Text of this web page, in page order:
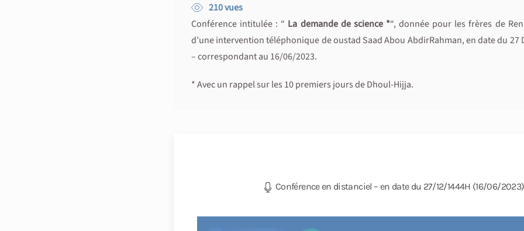
210 vues
Conférence intitulée : “ La demande de science *“, donnée pour les frères de
d’une intervention téléphonique de oustad Saad Abou AbdirRahman, en date du 27
– correspondant au 16/06/2023.
* Avec un rappel sur les 10 premiers jours de Dhoul-Hijja.
Conférence en distanciel – en date du 27/12/1444H (16/06/2023)